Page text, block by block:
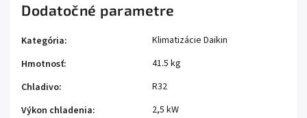
Dodatočné parametre
Kategória:
Klimatizácie Daikin
Hmotnosť:
41.5 kg
Chladivo:
R32
Výkon chladenia:
2,5 kW